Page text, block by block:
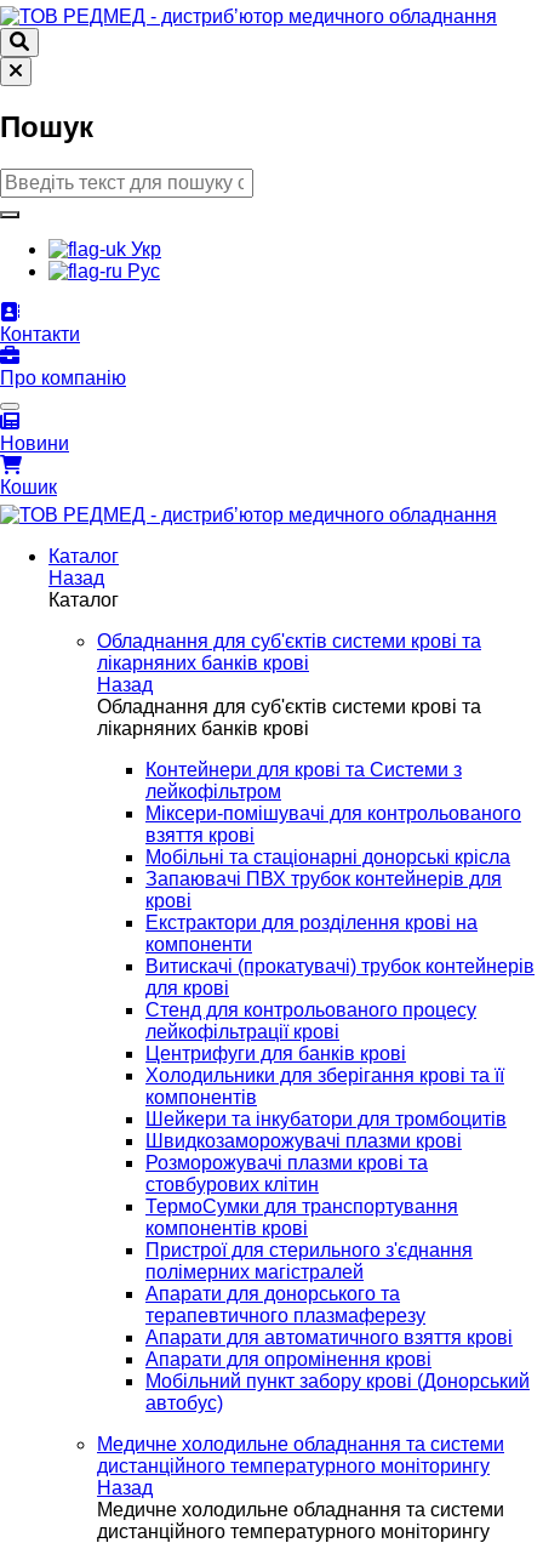
Пошук
Укр
Рус
Контакти
Про компанію
Новини
Кошик
Каталог
Назад
Каталог
Обладнання для суб'єктів системи крові та
лікарняних банків крові
Назад
Обладнання для суб'єктів системи крові та
лікарняних банків крові
Контейнери для крові та Системи з
лейкофільтром
Міксери-помішувачі для контрольованого
взяття крові
Мобільні та стаціонарні донорські крісла
Запаювачі ПВХ трубок контейнерів для
крові
Екстрактори для розділення крові на
компоненти
Витискачі (прокатувачі) трубок контейнерів
для крові
Стенд для контрольованого процесу
лейкофільтрації крові
Центрифуги для банків крові
Холодильники для зберігання крові та її
компонентів
Шейкери та інкубатори для тромбоцитів
Швидкозаморожувачі плазми крові
Розморожувачі плазми крові та
стовбурових клітин
ТермоСумки для транспортування
компонентів крові
Пристрої для стерильного з'єднання
полімерних магістралей
Апарати для донорського та
терапевтичного плазмаферезу
Апарати для автоматичного взяття крові
Апарати для опромінення крові
Мобільний пункт забору крові (Донорський
автобус)
Медичне холодильне обладнання та системи
дистанційного температурного моніторингу
Назад
Медичне холодильне обладнання та системи
дистанційного температурного моніторингу